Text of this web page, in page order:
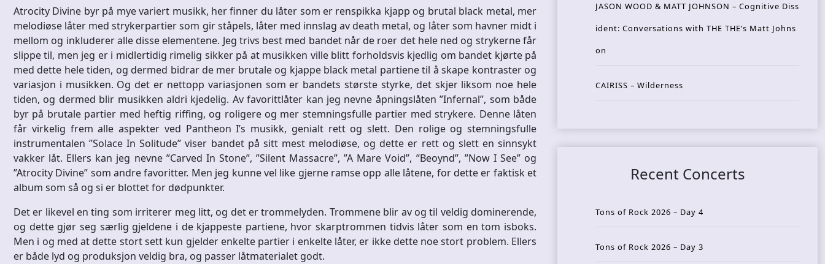
Atrocity Divine byr på mye variert musikk, her finner du låter som er renspikka kjapp og brutal black metal, mer
melodiøse låter med strykerpartier som gir ståpels, låter med innslag av death metal, og låter som havner midt i
mellom og inkluderer alle disse elementene. Jeg trivs best med bandet når de roer det hele ned og strykerne får
slippe til, men jeg er i midlertidig rimelig sikker på at musikken ville blitt forholdsvis kjedlig om bandet kjørte på
med dette hele tiden, og dermed bidrar de mer brutale og kjappe black metal partiene til å skape kontraster og
variasjon i musikken. Og det er nettopp variasjonen som er bandets største styrke, det skjer liksom noe hele
tiden, og dermed blir musikken aldri kjedelig. Av favorittlåter kan jeg nevne åpningslåten ”Infernal”, som både
byr på brutale partier med heftig riffing, og roligere og mer stemningsfulle partier med strykere. Denne låten
får virkelig frem alle aspekter ved Pantheon I’s musikk, genialt rett og slett. Den rolige og stemningsfulle
instrumentalen ”Solace In Solitude” viser bandet på sitt mest melodiøse, og dette er rett og slett en sinnsykt
vakker låt. Ellers kan jeg nevne ”Carved In Stone”, ”Silent Massacre”, ”A Mare Void”, ”Beoynd”, ”Now I See” og
”Atrocity Divine” som andre favoritter. Men jeg kunne vel like gjerne ramse opp alle låtene, for dette er faktisk et
album som så og si er blottet for dødpunkter.
Det er likevel en ting som irriterer meg litt, og det er trommelyden. Trommene blir av og til veldig dominerende,
og dette gjør seg særlig gjeldene i de kjappeste partiene, hvor skarptrommen tidvis låter som en tom isboks.
Men i og med at dette stort sett kun gjelder enkelte partier i enkelte låter, er ikke dette noe stort problem. Ellers
er både lyd og produksjon veldig bra, og passer låtmaterialet godt.
JASON WOOD & MATT JOHNSON – Cognitive Diss
ident: Conversations with THE THE’s Matt Johns
on
CAIRISS – Wilderness
Recent Concerts
Tons of Rock 2026 – Day 4
Tons of Rock 2026 – Day 3